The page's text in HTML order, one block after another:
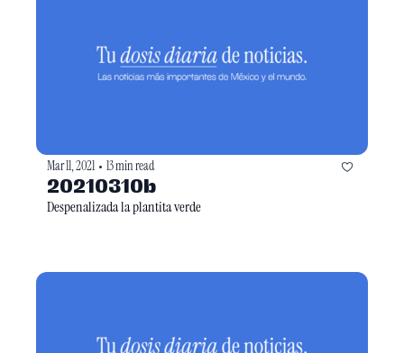
Mar 11, 2021 • 13 min read
20210310b
Despenalizada la plantita verde